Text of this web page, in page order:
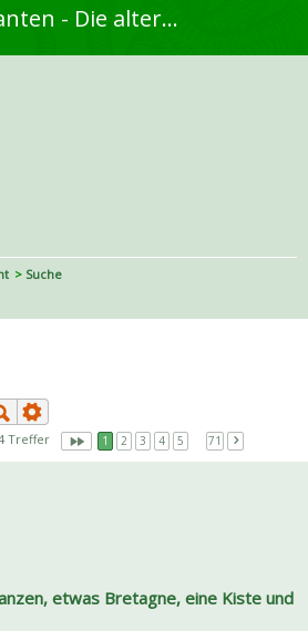
Nähkromanten - Die alternative Näh- und DIY-Community
Suche
Treffer 1 2 3 4 5 71
etwas Bretagne, eine Kiste und